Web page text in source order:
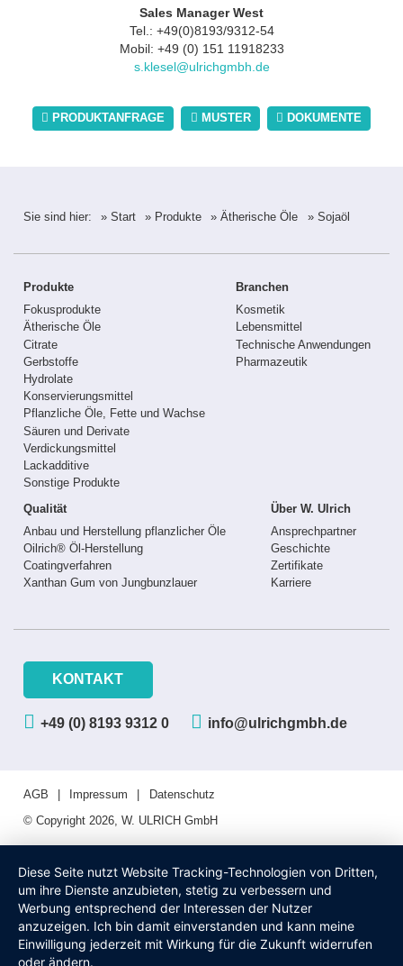
Sales Manager West
Tel.: +49(0)8193/9312-54
Mobil: +49 (0) 151 11918233
s.klesel@ulrichgmbh.de
PRODUKTANFRAGE MUSTER DOKUMENTE
Sie sind hier: » Start » Produkte » Ätherische Öle » Sojaöl
Produkte
Fokusprodukte
Ätherische Öle
Citrate
Gerbstoffe
Hydrolate
Konservierungsmittel
Pflanzliche Öle, Fette und Wachse
Säuren und Derivate
Verdickungsmittel
Lackadditive
Sonstige Produkte
Branchen
Kosmetik
Lebensmittel
Technische Anwendungen
Pharmazeutik
Qualität
Anbau und Herstellung pflanzlicher Öle
Oilrich® Öl-Herstellung
Coatingverfahren
Xanthan Gum von Jungbunzlauer
Über W. Ulrich
Ansprechpartner
Geschichte
Zertifikate
Karriere
KONTAKT
+49 (0) 8193 9312 0 info@ulrichgmbh.de
AGB Impressum
Datenschutz
© Copyright 2026, W. ULRICH GmbH
Diese Seite nutzt Website Tracking-Technologien von Dritten,
um ihre Dienste anzubieten, stetig zu verbessern und
Werbung entsprechend der Interessen der Nutzer
anzuzeigen. Ich bin damit einverstanden und kann meine
Einwilligung jederzeit mit Wirkung für die Zukunft widerrufen
oder ändern.